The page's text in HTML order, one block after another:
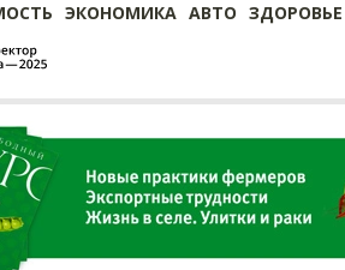
ЭКОНОМИКА АВТО ЗДОРОВЬЕ